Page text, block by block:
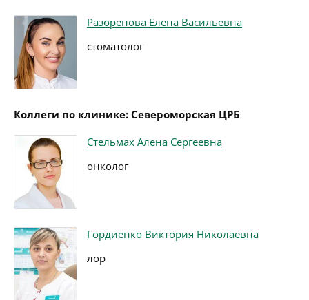
Разоренова Елена Васильевна
стоматолог
Коллеги по клинике: Североморская ЦРБ
Стельмах Алена Сергеевна
онколог
Гордиенко Виктория Николаевна
лор